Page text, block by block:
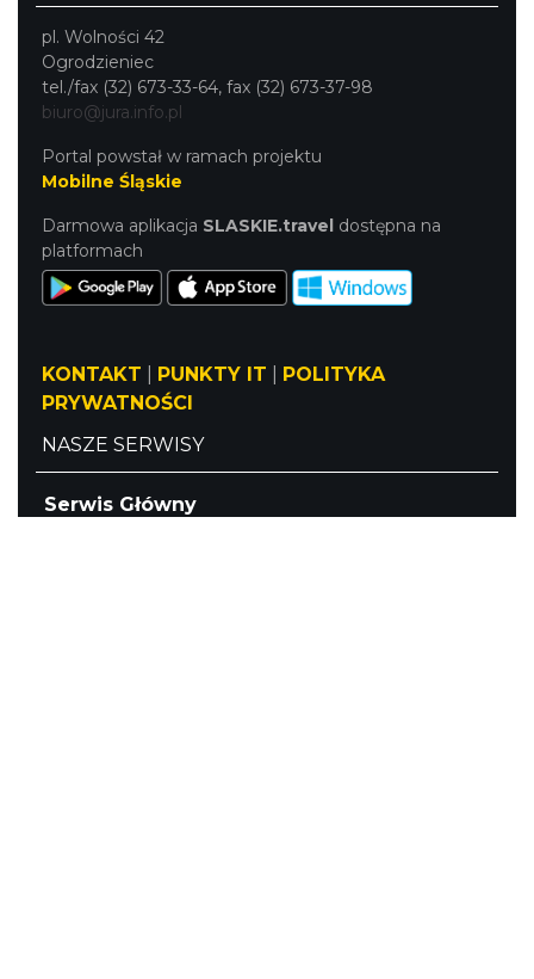
pl. Wolności 42
Ogrodzieniec
tel./fax (32) 673-33-64, fax (32) 673-37-98
biuro@jura.info.pl
Portal powstał w ramach projektu
Mobilne Śląskie
Darmowa aplikacja SLASKIE.travel dostępna na
platformach
KONTAKT PUNKTY IT
POLITYKA
PRYWATNOŚCI
NASZE SERWISY
Serwis Główny